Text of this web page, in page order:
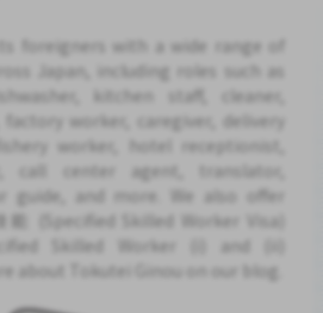
foreigners with a wide range of
Japan, including roles such as
kitchen staff, cleaner,
factory worker, caregiver, delivery
worker, hotel receptionist,
call center agent, translator,
guide, and more. We also offer
能 (Specified Skilled Worker Visa)
Skilled Worker (i) and (ii)
about Tokutei Ginou on our blog.